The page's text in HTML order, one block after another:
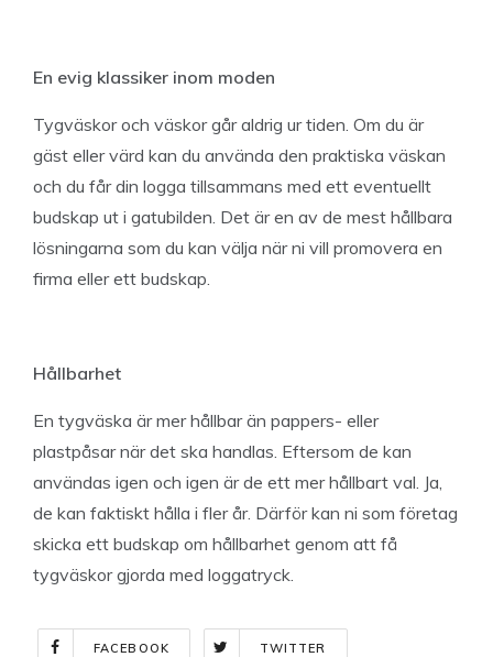
En evig klassiker inom moden
Tygväskor och väskor går aldrig ur tiden. Om du är
gäst eller värd kan du använda den praktiska väskan
och du får din logga tillsammans med ett eventuellt
budskap ut i gatubilden. Det är en av de mest hållbara
lösningarna som du kan välja när ni vill promovera en
firma eller ett budskap.
Hållbarhet
En tygväska är mer hållbar än pappers- eller
plastpåsar när det ska handlas. Eftersom de kan
användas igen och igen är de ett mer hållbart val. Ja,
de kan faktiskt hålla i fler år. Därför kan ni som företag
skicka ett budskap om hållbarhet genom att få
tygväskor gjorda med loggatryck.
FACEBOOK TWITTER